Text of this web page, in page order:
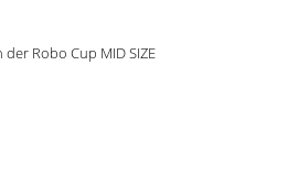
Robo Cup MID SIZE